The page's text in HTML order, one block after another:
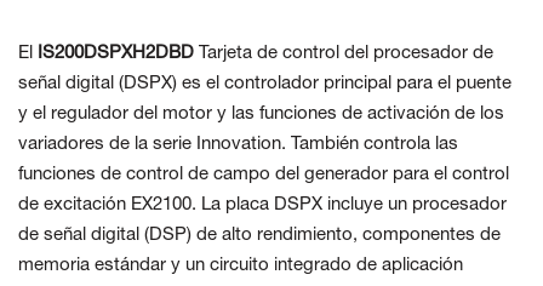
El IS200DSPXH2DBD Tarjeta de control del procesador de
señal digital (DSPX) es el controlador principal para el puente
y el regulador del motor y las funciones de activación de los
variadores de la serie Innovation. También controla las
funciones de control de campo del generador para el control
de excitación EX2100. La placa DSPX incluye un procesador
de señal digital (DSP) de alto rendimiento, componentes de
memoria estándar y un circuito integrado de aplicación